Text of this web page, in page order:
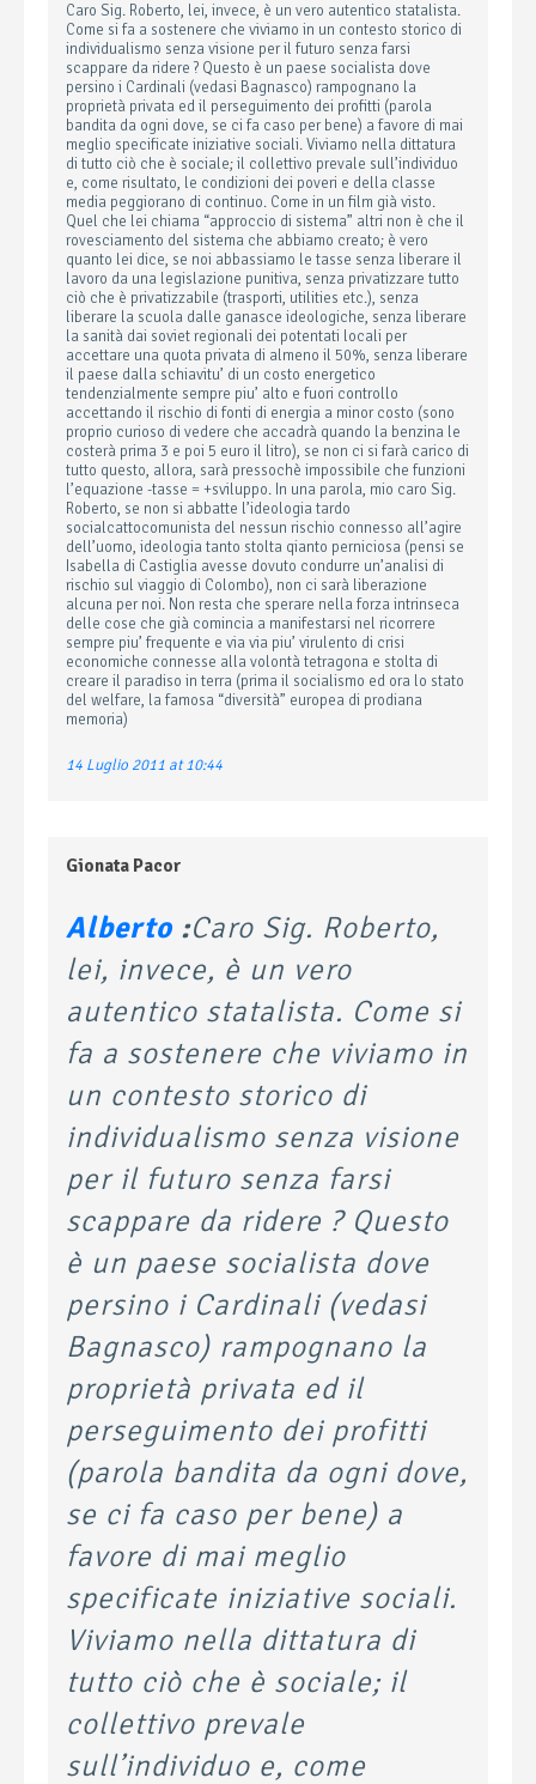
Caro Sig. Roberto, lei, invece, è un vero autentico statalista.
Come si fa a sostenere che viviamo in un contesto storico di
individualismo senza visione per il futuro senza farsi
scappare da ridere ? Questo è un paese socialista dove
persino i Cardinali (vedasi Bagnasco) rampognano la
proprietà privata ed il perseguimento dei profitti (parola
bandita da ogni dove, se ci fa caso per bene) a favore di mai
meglio specificate iniziative sociali. Viviamo nella dittatura
di tutto ciò che è sociale; il collettivo prevale sull’individuo
e, come risultato, le condizioni dei poveri e della classe
media peggiorano di continuo. Come in un film già visto.
Quel che lei chiama “approccio di sistema” altri non è che il
rovesciamento del sistema che abbiamo creato; è vero
quanto lei dice, se noi abbassiamo le tasse senza liberare il
lavoro da una legislazione punitiva, senza privatizzare tutto
ciò che è privatizzabile (trasporti, utilities etc.), senza
liberare la scuola dalle ganasce ideologiche, senza liberare
la sanità dai soviet regionali dei potentati locali per
accettare una quota privata di almeno il 50%, senza liberare
il paese dalla schiavitu’ di un costo energetico
tendenzialmente sempre piu’ alto e fuori controllo
accettando il rischio di fonti di energia a minor costo (sono
proprio curioso di vedere che accadrà quando la benzina le
costerà prima 3 e poi 5 euro il litro), se non ci si farà carico di
tutto questo, allora, sarà pressochè impossibile che funzioni
l’equazione -tasse = +sviluppo. In una parola, mio caro Sig.
Roberto, se non si abbatte l’ideologia tardo
socialcattocomunista del nessun rischio connesso all’agire
dell’uomo, ideologia tanto stolta qianto perniciosa (pensi se
Isabella di Castiglia avesse dovuto condurre un’analisi di
rischio sul viaggio di Colombo), non ci sarà liberazione
alcuna per noi. Non resta che sperare nella forza intrinseca
delle cose che già comincia a manifestarsi nel ricorrere
sempre piu’ frequente e via via piu’ virulento di crisi
economiche connesse alla volontà tetragona e stolta di
creare il paradiso in terra (prima il socialismo ed ora lo stato
del welfare, la famosa “diversità” europea di prodiana
memoria)
14 Luglio 2011 at 10:44
Gionata Pacor
Alberto :Caro Sig. Roberto,
lei, invece, è un vero
autentico statalista. Come si
fa a sostenere che viviamo in
un contesto storico di
individualismo senza visione
per il futuro senza farsi
scappare da ridere ? Questo
è un paese socialista dove
persino i Cardinali (vedasi
Bagnasco) rampognano la
proprietà privata ed il
perseguimento dei profitti
(parola bandita da ogni dove,
se ci fa caso per bene) a
favore di mai meglio
specificate iniziative sociali.
Viviamo nella dittatura di
tutto ciò che è sociale; il
collettivo prevale
sull’individuo e, come